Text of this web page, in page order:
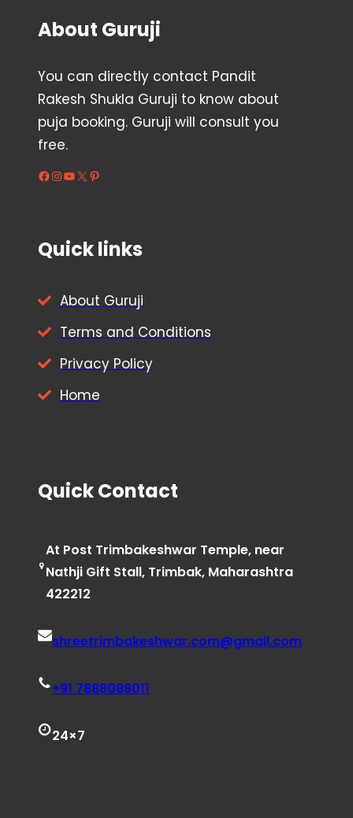
About Guruji
You can directly contact Pandit
Rakesh Shukla Guruji to know about
puja booking. Guruji will consult you
free.
Facebook InstagramYouTube X Pinterest
Quick links
About Guruji
Terms and Conditions
Privacy Policy
Home
Quick Contact
At Post Trimbakeshwar Temple, near
Nathji Gift Stall, Trimbak, Maharashtra
422212
shreetrimbakeshwar.com@gmail.com
+91 7888088011
24×7